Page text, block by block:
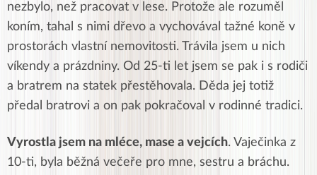
nezbylo, než pracovat v lese. Protože ale rozuměl
koním, tahal s nimi dřevo a vychovával tažné koně v
prostorách vlastní nemovitosti. Trávila jsem u nich
víkendy a prázdniny. Od 25-ti let jsem se pak i s rodiči
a bratrem na statek přestěhovala. Děda jej totiž
předal bratrovi a on pak pokračoval v rodinné tradici.
Vyrostla jsem na mléce, mase a vejcích. Vaječinka z
10-ti, byla běžná večeře pro mne, sestru a bráchu.